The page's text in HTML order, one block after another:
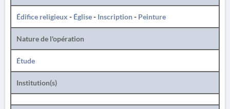
Édifice religieux - Église- Inscription- Peinture
Nature de l'opération
Étude
Institution(s)